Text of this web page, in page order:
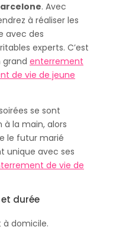
. Avec
à réaliser les
avec des
experts. C’est
enterrement
de vie de jeune
se sont
à la main, alors
le futur marié
unique avec ses
de vie de
durée
à domicile.